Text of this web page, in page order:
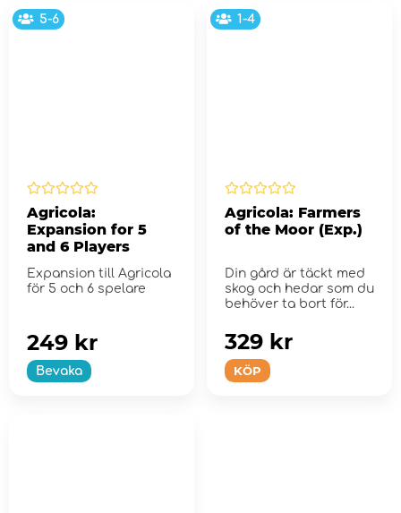
5-6
Agricola:
Expansion for 5
and 6 Players
Expansion till Agricola
för 5 och 6 spelare
Bevaka
249 kr
1-4
Agricola: Farmers
of the Moor (Exp.)
Din gård är täckt med
skog och hedar som du
behöver ta bort för...
KÖP
329 kr